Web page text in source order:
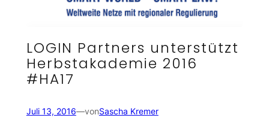
LOGIN Partners unterstützt
Herbstakademie 2016
#HA17
Juli 13, 2016—vonSascha Kremer